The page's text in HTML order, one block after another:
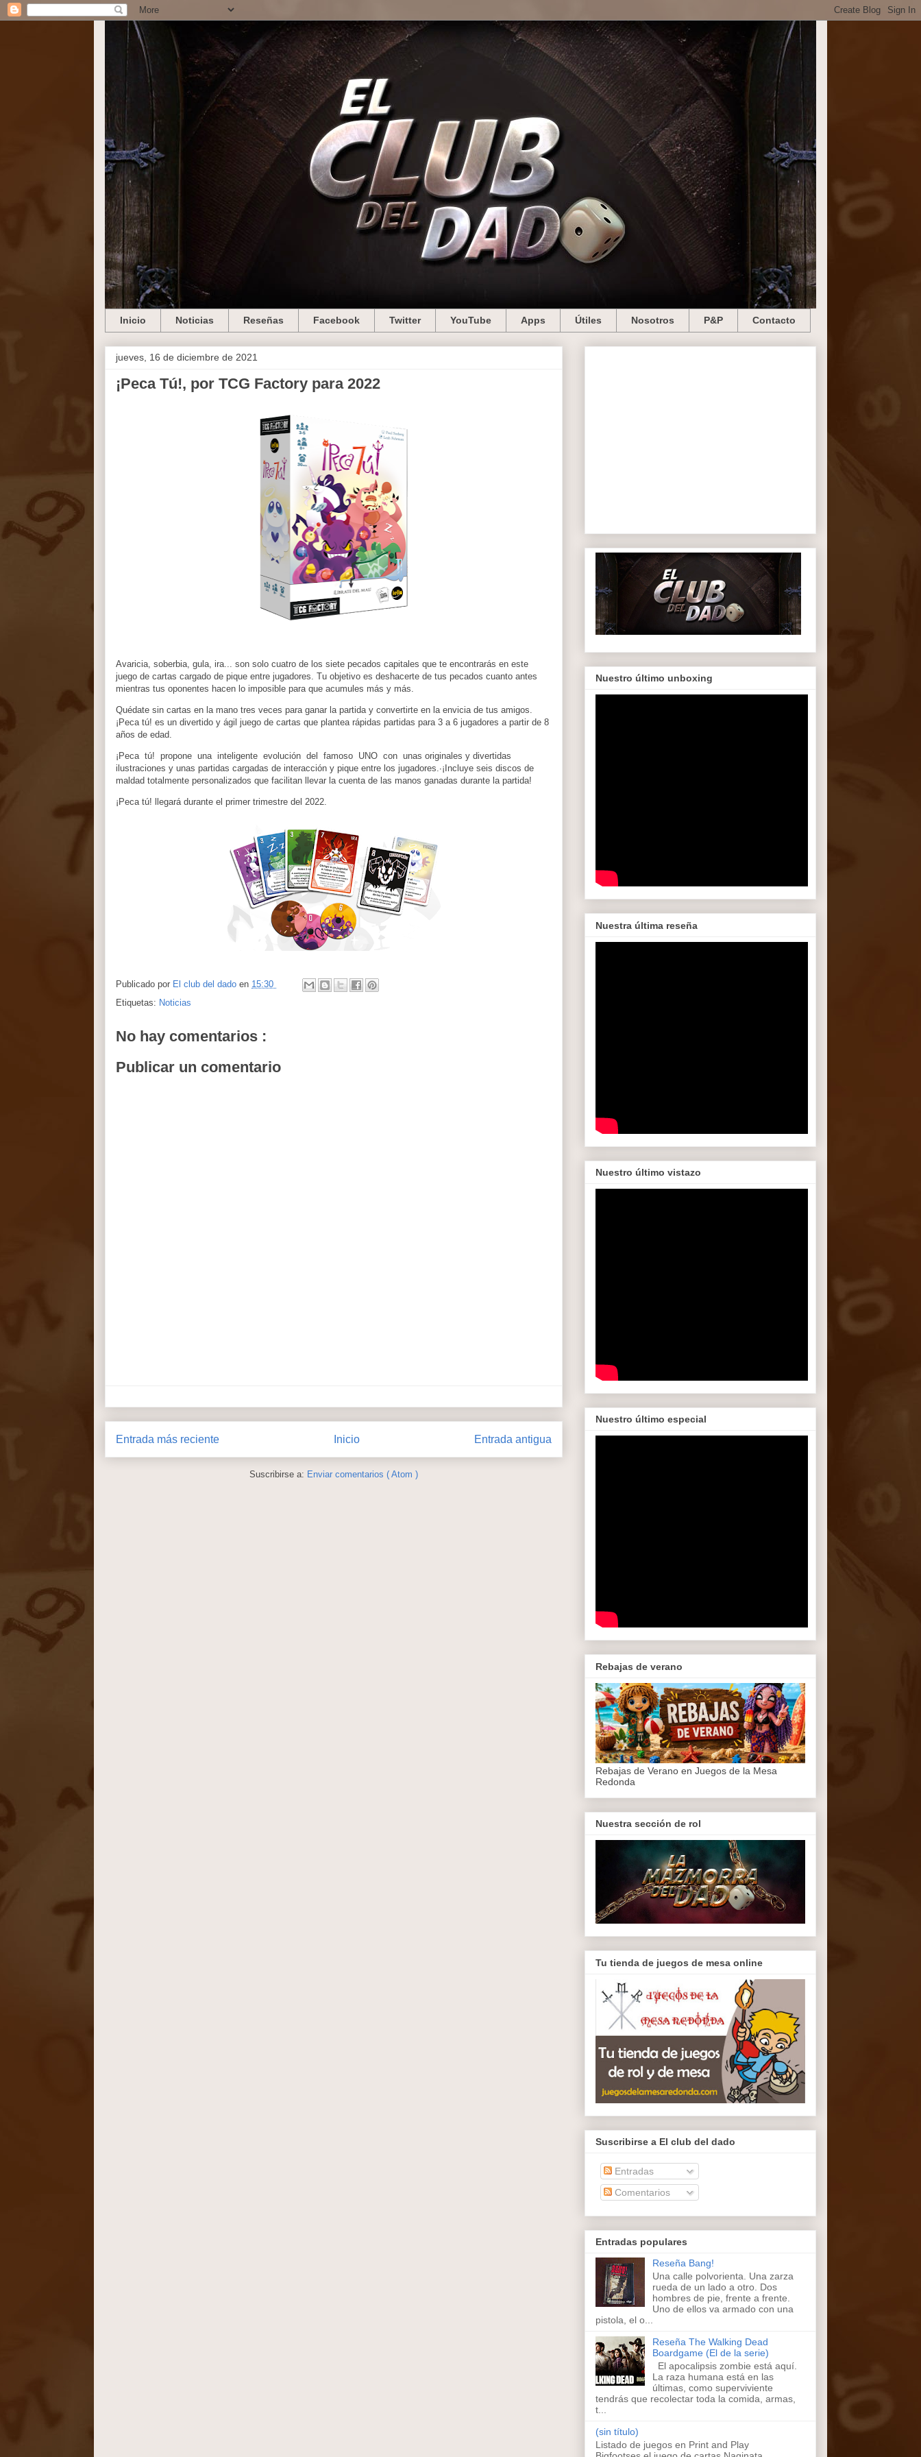
Inicio Noticias Reseñas Facebook Twitter YouTube Apps Útiles Nosotros P&P Contacto
jueves, 16 de diciembre de 2021
¡Peca Tú!, por TCG Factory para 2022
Avaricia, soberbia, gula, ira... son solo cuatro de los siete pecados capitales que te encontrarás en este
juego de cartas cargado de pique entre jugadores. Tu objetivo es deshacerte de tus pecados cuanto antes
mientras tus oponentes hacen lo imposible para que acumules más y más.
Quédate sin cartas en la mano tres veces para ganar la partida y convertirte en la envicia de tus amigos.
¡Peca tú! es un divertido y ágil juego de cartas que plantea rápidas partidas para 3 a 6 jugadores a partir de 8
años de edad.
¡Peca tú! propone una inteligente evolución del famoso UNO con unas originales y divertidas
ilustraciones y unas partidas cargadas de interacción y pique entre los jugadores.∙¡Incluye seis discos de
maldad totalmente personalizados que facilitan llevar la cuenta de las manos ganadas durante la partida!
¡Peca tú! llegará durante el primer trimestre del 2022.
Publicado por El club del dado en 15:30
Etiquetas: Noticias
No hay comentarios :
Publicar un comentario
Entrada más reciente Entrada antigua
Inicio
Suscribirse a: Enviar comentarios ( Atom )
Nuestro último unboxing
Nuestra última reseña
Nuestro último vistazo
Nuestro último especial
Rebajas de verano
Rebajas de Verano en Juegos de la Mesa
Redonda
Nuestra sección de rol
Tu tienda de juegos de mesa online
Suscribirse a El club del dado
Entradas
Comentarios
Entradas populares
Reseña Bang!
Una calle polvorienta. Una zarza
rueda de un lado a otro. Dos
hombres de pie, frente a frente.
Uno de ellos va armado con una
pistola, el o...
Reseña The Walking Dead
Boardgame (El de la serie)
El apocalipsis zombie está aquí.
La raza humana está en las
últimas, como superviviente
tendrás que recolectar toda la comida, armas,
t...
(sin título)
Listado de juegos en Print and Play